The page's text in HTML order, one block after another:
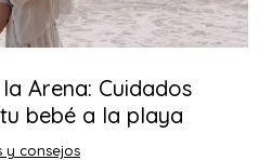
Arena: Cuidados
bebé a la playa
y consejos